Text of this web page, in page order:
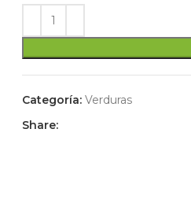
Categoría: Verduras
Share: